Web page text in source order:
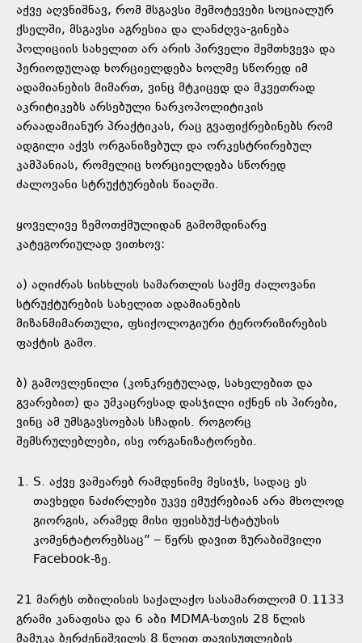
აქვე აღვნიშნავ, რომ მსგავსი შემოტევები სოციალურ
ქსელში, მსგავსი აგრესია და ლანძღვა-გინება
პოლიციის სახელით არ არის პირველი შემთხვევა და
პერიოდულად ხორციელდება ხოლმე სწორედ იმ
ადამიანების მიმართ, ვინც მტკიცედ და მკვეთრად
აკრიტიკებს არსებული ნარკოპოლიტიკის
არაადამიანურ პრაქტიკას, რაც გვაფიქრებინებს რომ
ადგილი აქვს ორგანიზებულ და ორკესტრირებულ
კამპანიას, რომელიც ხორციელდება სწორედ
ძალოვანი სტრუქტურების წიაღში.
ყოველივე ზემოთქმულიდან გამომდინარე
კატეგორიულად ვითხოვ:
ა) აღიძრას სისხლის სამართლის საქმე ძალოვანი
სტრუქტურების სახელით ადამიანების
მიზანმიმართული, ფსიქოლოგიური ტერორიზირების
ფაქტის გამო.
ბ) გამოვლენილი (კონკრეტულად, სახელებით და
გვარებით) და უმკაცრესად დასჯილი იქნენ ის პირები,
ვინც ამ უმსგავსოებას სჩადის. როგორც
შემსრულებლები, ისე ორგანიზატორები.
S. აქვე ვაშეარებ რამდენიმე მესიჯს, სადაც ეს
თავხედი ნაძირლები უკვე ემუქრებიან არა მხოლოდ
გიორგის, არამედ მისი ფეისბუქ-სტატუსის
კომენტატორებსაც” – წერს დავით ზურაბიშვილი
Facebook-ზე.
21 მარტს თბილისის საქალაქო სასამართლომ 0.1133
გრამი კანაფისა და 6 აბი MDMA-სთვის 28 წლის
მამუკა ბერძენიშვილს 8 წლით თავისუფლების